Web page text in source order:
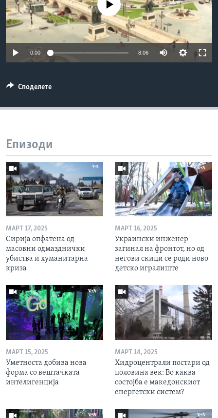
ИНТЕРВЈУА
Јазици
No media source currently available
0:00 8:06
Споделете
Епизоди
МАРТ 17, 2025
Сирија опфатена од
масовни одмазднички
убиства и хуманитарна
криза
МАРТ 16, 2025
Украински инженер
загинал на фронтот, но од
негови скици се роди ново
детско игралиште
МАРТ 15, 2025
Уметноста добива нова
форма со вештачката
интелигенција
МАРТ 14, 2025
Хидроцентрали постари од
половина век: Во каква
состојба е македонскиот
енергетски систем?